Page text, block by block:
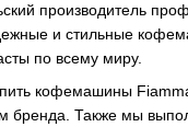
производитель
и стильные
по всему миру.
кофемашины
Также мы